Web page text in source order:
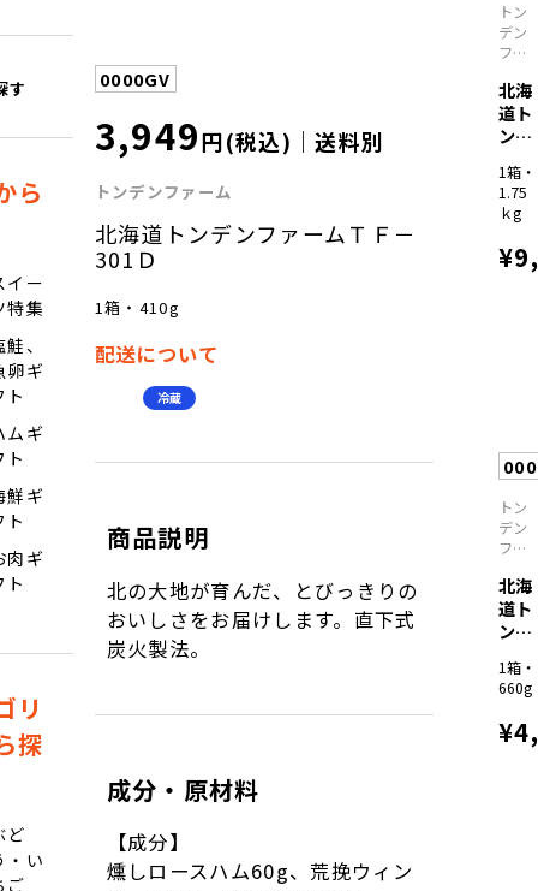
す
ら
イー
特集
、
卵ギ
ト
ムギ
ト
鮮ギ
ト
肉ギ
ト
リ
探
ど
・い
ご
0000GV
3,949円(税込)｜送料別
トンデンファーム
北海道トンデンファームＴＦ－
301Ｄ
1箱・410g
配送について
冷蔵
商品説明
北の大地が育んだ、とびっきりの
おいしさをお届けします。直下式
炭火製法。
成分・原材料
【成分】
燻しロースハム60g、荒挽ウィン
トン
デン
ファ
北海
道ト
ンデ
ンフ
ァ...
1箱・
1.75
ｋg
トン
デン
ファ
北海
道ト
ンデ
ンフ
ァ...
1箱・
660g